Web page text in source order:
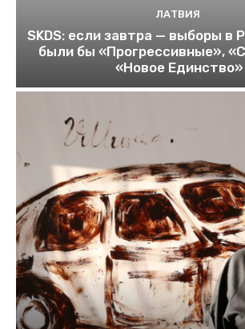
ЛАТВИЯ
SKDS: если завтра — выборы в
были бы «Прогрессивные»,
«Новое Единство»